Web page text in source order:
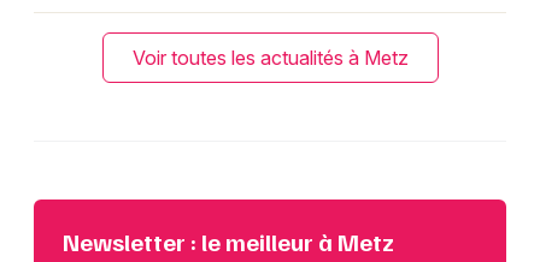
Voir toutes les actualités à Metz
Newsletter : le meilleur à Metz